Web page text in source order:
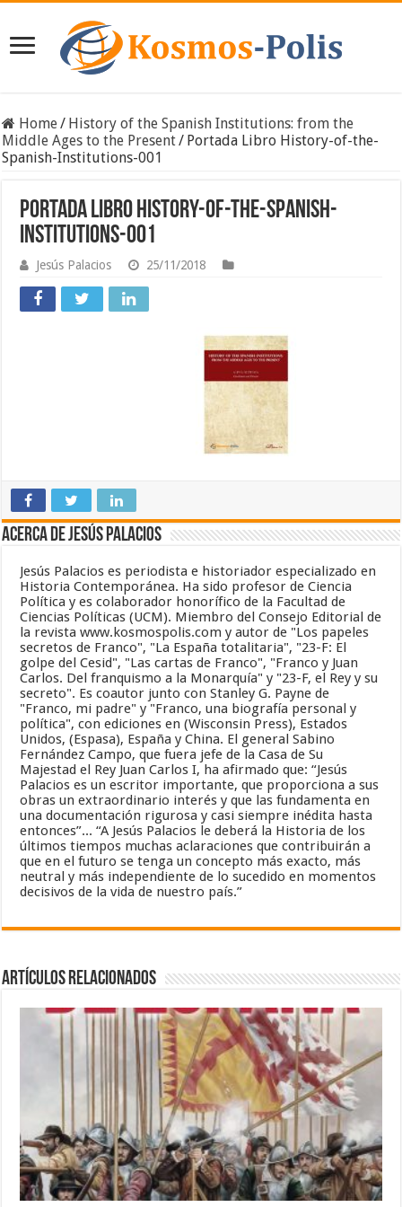
Home/ History of the Spanish Institutions: from the
Middle Ages to the Present/ Portada Libro History-of-the-
Spanish-Institutions-001
Portada Libro History-of-the-Spanish-
Institutions-001
Jesús Palacios 25/11/2018
Acerca de Jesús Palacios
Jesús Palacios es periodista e historiador especializado en
Historia Contemporánea. Ha sido profesor de Ciencia
Política y es colaborador honorífico de la Facultad de
Ciencias Políticas (UCM). Miembro del Consejo Editorial de
la revista www.kosmospolis.com y autor de "Los papeles
secretos de Franco", "La España totalitaria", "23-F: El
golpe del Cesid", "Las cartas de Franco", "Franco y Juan
Carlos. Del franquismo a la Monarquía" y "23-F, el Rey y su
secreto". Es coautor junto con Stanley G. Payne de
"Franco, mi padre" y "Franco, una biografía personal y
política", con ediciones en (Wisconsin Press), Estados
Unidos, (Espasa), España y China. El general Sabino
Fernández Campo, que fuera jefe de la Casa de Su
Majestad el Rey Juan Carlos I, ha afirmado que: “Jesús
Palacios es un escritor importante, que proporciona a sus
obras un extraordinario interés y que las fundamenta en
una documentación rigurosa y casi siempre inédita hasta
entonces”... “A Jesús Palacios le deberá la Historia de los
últimos tiempos muchas aclaraciones que contribuirán a
que en el futuro se tenga un concepto más exacto, más
neutral y más independiente de lo sucedido en momentos
decisivos de la vida de nuestro país.”
Artículos relacionados